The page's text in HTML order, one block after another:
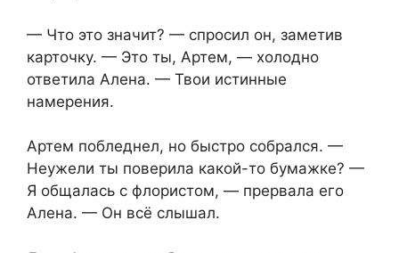
— Что это значит? — спросил он, заметив
карточку. — Это ты, Артем, — холодно
ответила Алена. — Твои истинные
намерения.
Артем побледнел, но быстро собрался. —
Неужели ты поверила какой-то бумажке? —
Я общалась с флористом, — прервала его
Алена. — Он всё слышал.